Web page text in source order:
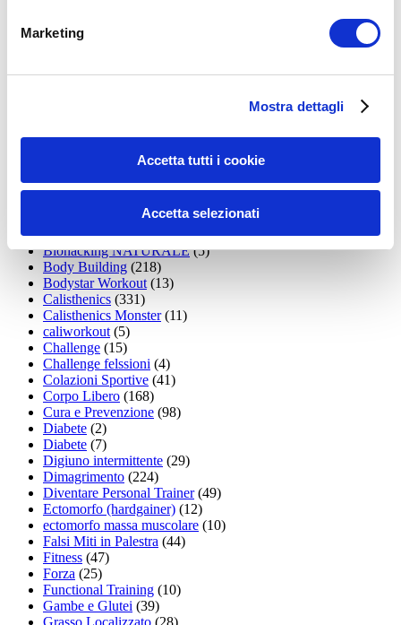
Marketing
Mostra dettagli
Accetta tutti i cookie
Accetta selezionati
Allenamenti con elastici
Allenamenti in Diretta
Allenamento aerobico(16)
Allenamento funzionale(6)
Allenamento ibrido(9)
allenamento personalizzato(6)
Anatomia dei Muscoli(10)
Biohaching NATURALE(6)
Biohacking NATURALE(5)
Body Building (218)
Bodystar Workout(13)
Calisthenics (331)
Calisthenics Monster(11)
caliworkout(5)
Challenge (15)
Challenge felssioni (4)
Colazioni Sportive (41)
Corpo Libero (168)
Cura e Prevenzione (98)
Diabete (2)
Diabete (7)
Digiuno intermittente (29)
Dimagrimento (224)
Diventare Personal Trainer(49)
Ectomorfo (hardgainer) (12)
ectomorfo massa muscolare (10)
Falsi Miti in Palestra (44)
Fitness (47)
Forza (25)
Functional Training (10)
Gambe e Glutei (39)